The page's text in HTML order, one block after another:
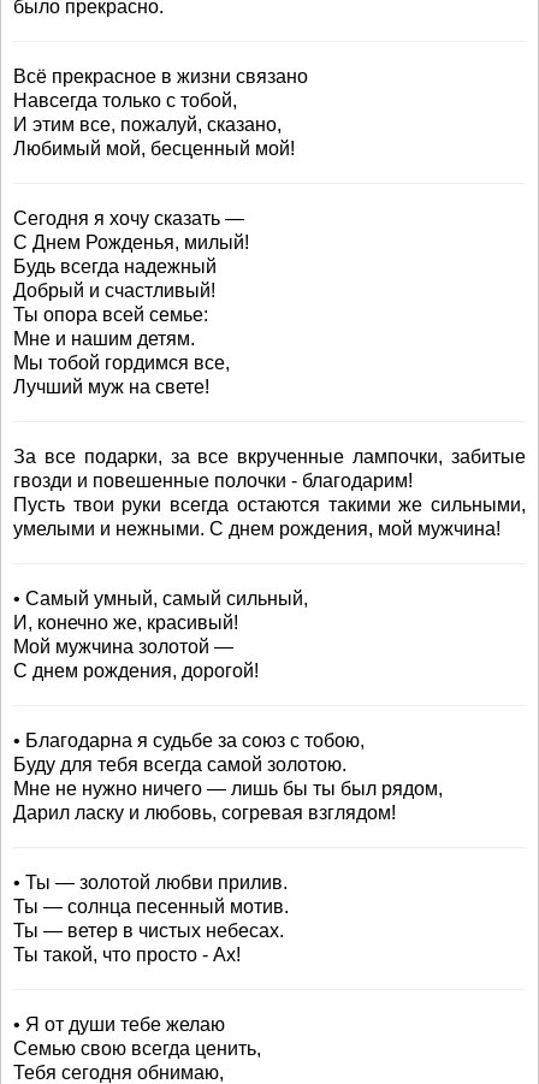
было прекрасно.
Всё прекрасное в жизни связано
Навсегда только с тобой,
И этим все, пожалуй, сказано,
Любимый мой, бесценный мой!
Сегодня я хочу сказать —
С Днем Рожденья, милый!
Будь всегда надежный
Добрый и счастливый!
Ты опора всей семье:
Мне и нашим детям.
Мы тобой гордимся все,
Лучший муж на свете!
За все подарки, за все вкрученные лампочки, забитые
гвозди и повешенные полочки - благодарим!
Пусть твои руки всегда остаются такими же сильными,
умелыми и нежными. С днем рождения, мой мужчина!
• Самый умный, самый сильный,
И, конечно же, красивый!
Мой мужчина золотой —
С днем рождения, дорогой!
• Благодарна я судьбе за союз с тобою,
Буду для тебя всегда самой золотою.
Мне не нужно ничего — лишь бы ты был рядом,
Дарил ласку и любовь, согревая взглядом!
• Ты — золотой любви прилив.
Ты — солнца песенный мотив.
Ты — ветер в чистых небесах.
Ты такой, что просто - Ах!
• Я от души тебе желаю
Семью свою всегда ценить,
Тебя сегодня обнимаю,